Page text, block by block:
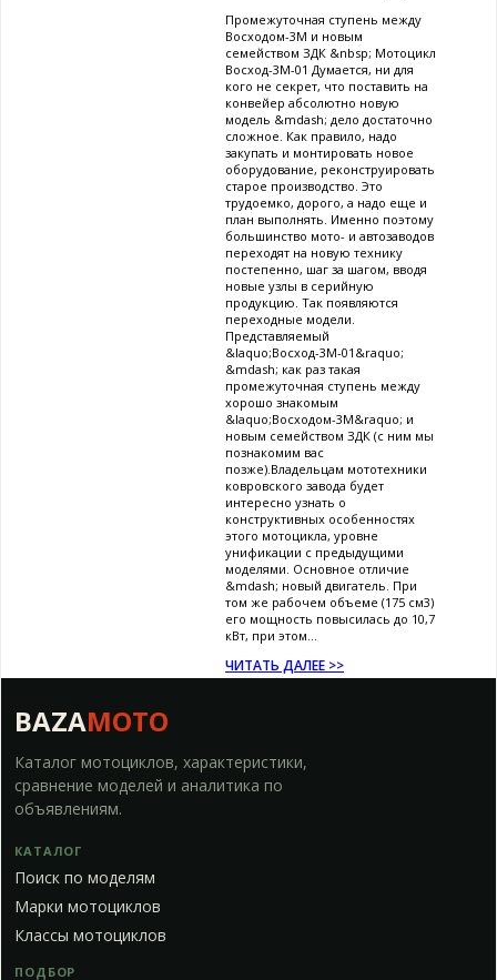
Промежуточная ступень между
Восходом-3М и новым
семейством ЗДК &nbsp; Мотоцикл
Восход-3М-01 Думается, ни для
кого не секрет, что поставить на
конвейер абсолютно новую
модель &mdash; дело достаточно
сложное. Как правило, надо
закупать и монтировать новое
оборудование, реконструировать
старое производство. Это
трудоемко, дорого, а надо еще и
план выполнять. Именно поэтому
большинство мото- и автозаводов
переходят на новую технику
постепенно, шаг за шагом, вводя
новые узлы в серийную
продукцию. Так появляются
переходные модели.
Представляемый
&laquo;Восход-3М-01&raquo;
&mdash; как раз такая
промежуточная ступень между
хорошо знакомым
&laquo;Восходом-3М&raquo; и
новым семейством ЗДК (с ним мы
познакомим вас
позже).Владельцам мототехники
ковровского завода будет
интересно узнать о
конструктивных особенностях
этого мотоцикла, уровне
унификации с предыдущими
моделями. Основное отличие
&mdash; новый двигатель. При
том же рабочем объеме (175 см3)
его мощность повысилась до 10,7
кВт, при этом...
ЧИТАТЬ ДАЛЕЕ >>
BAZAMOTO
Каталог мотоциклов, характеристики,
сравнение моделей и аналитика по
объявлениям.
КАТАЛОГ
Поиск по моделям
Марки мотоциклов
Классы мотоциклов
ПОДБОР